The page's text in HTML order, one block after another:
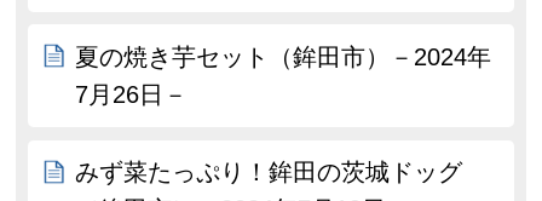
夏の焼き芋セット（鉾田市）－2024年
7月26日－
みず菜たっぷり！鉾田の茨城ドッグ